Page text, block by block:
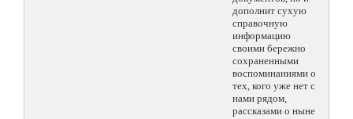
дополнит сухую
справочную
информацию
своими бережно
сохраненными
воспоминаниями о
тех, кого уже нет с
нами рядом,
рассказами о ныне